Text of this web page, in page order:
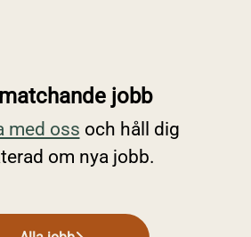
jobb
med oss och håll dig
om nya jobb.